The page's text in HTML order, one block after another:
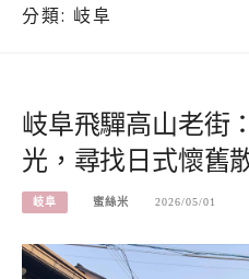
分類: 岐阜
岐阜飛驒高山老街
光，尋找日式懷舊
岐阜 蜜絲米 2026/05/01